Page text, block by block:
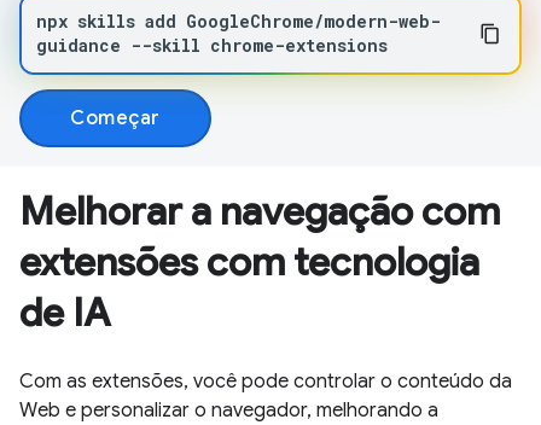
npx skills add GoogleChrome/modern-web-
guidance --skill chrome-extensions
Começar
Melhorar a navegação com
extensões com tecnologia
de IA
Com as extensões, você pode controlar o conteúdo da
Web e personalizar o navegador, melhorando a